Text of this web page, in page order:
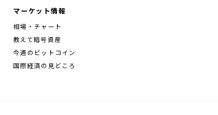
マーケット情報
相場・チャート
教えて暗号資産
今週のビットコイン
国際経済の見どころ